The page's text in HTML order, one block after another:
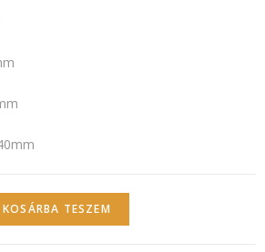
KOSÁRBA TESZEM